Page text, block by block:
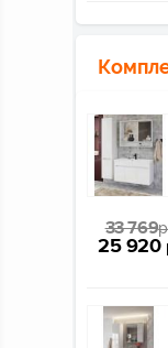
33 769
25 920